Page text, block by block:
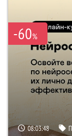
-60%
08:03:47